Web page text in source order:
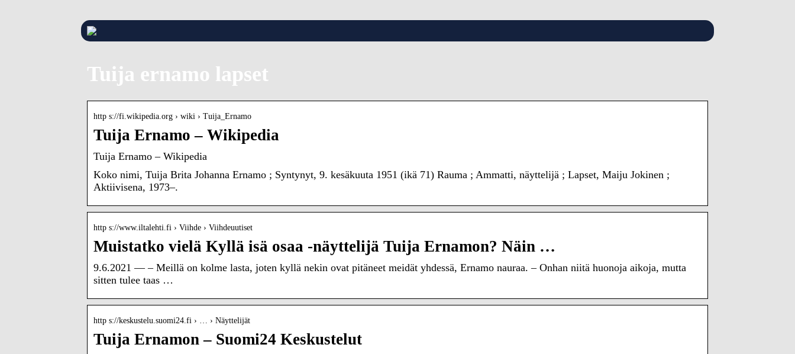
Tuija ernamo lapset
http s://fi.wikipedia.org › wiki › Tuija_Ernamo
Tuija Ernamo – Wikipedia
Tuija Ernamo – Wikipedia
Koko nimi, Tuija Brita Johanna Ernamo ; Syntynyt, 9. kesäkuuta 1951 (ikä 71) Rauma ; Ammatti, näyttelijä ; Lapset, Maiju Jokinen ;
Aktiivisena, 1973–.
http s://www.iltalehti.fi › Viihde › Viihdeuutiset
Muistatko vielä Kyllä isä osaa -näyttelijä Tuija Ernamon? Näin …
9.6.2021 — – Meillä on kolme lasta, joten kyllä nekin ovat pitäneet meidät yhdessä, Ernamo nauraa. – Onhan niitä huonoja aikoja, mutta
sitten tulee taas …
http s://keskustelu.suomi24.fi › … › Näyttelijät
Tuija Ernamon – Suomi24 Keskustelut